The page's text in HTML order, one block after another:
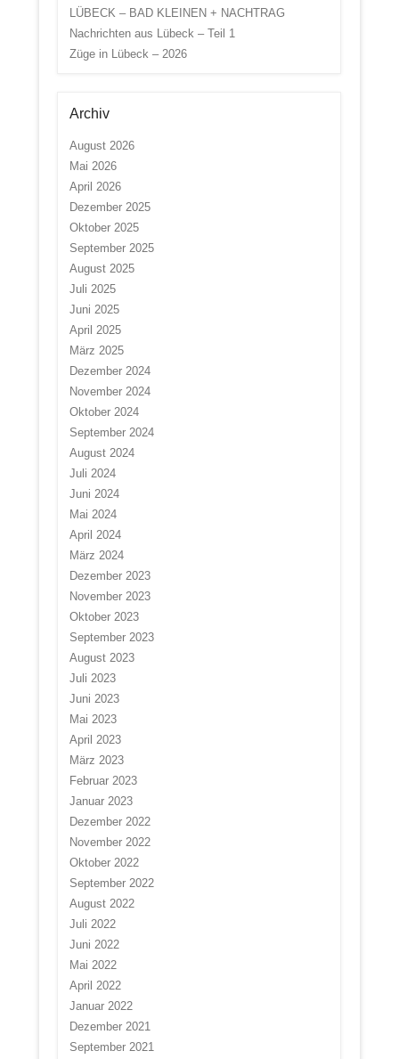
LÜBECK – BAD KLEINEN + NACHTRAG
Nachrichten aus Lübeck – Teil 1
Züge in Lübeck – 2026
Archiv
August 2026
Mai 2026
April 2026
Dezember 2025
Oktober 2025
September 2025
August 2025
Juli 2025
Juni 2025
April 2025
März 2025
Dezember 2024
November 2024
Oktober 2024
September 2024
August 2024
Juli 2024
Juni 2024
Mai 2024
April 2024
März 2024
Dezember 2023
November 2023
Oktober 2023
September 2023
August 2023
Juli 2023
Juni 2023
Mai 2023
April 2023
März 2023
Februar 2023
Januar 2023
Dezember 2022
November 2022
Oktober 2022
September 2022
August 2022
Juli 2022
Juni 2022
Mai 2022
April 2022
Januar 2022
Dezember 2021
September 2021